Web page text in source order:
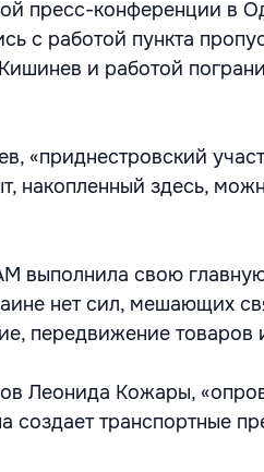
пресс-конференции в
с работой пункта
и работой
«приднестровский
накопленный здесь,
выполнила свою
нет сил, мешающих
передвижение товаров
Леонида Кожары,
транспортные